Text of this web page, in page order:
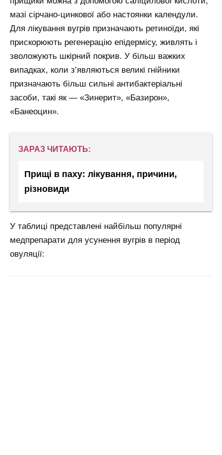
мазі сірчано-цинкової або настоянки календули.
Для лікування вугрів призначають ретиноїди, які
прискорюють регенерацію епідермісу, живлять і
зволожують шкірний покрив. У більш важких
випадках, коли з’являються великі гнійники
призначають більш сильні антибактеріальні
засоби, такі як — «Зинерит», «Базирон»,
«Банеоцин».
ЗАРАЗ ЧИТАЮТЬ:
Прищі в паху: лікування, причини,
різновиди
У таблиці представлені найбільш популярні
медпрепарати для усунення вугрів в період
овуляції: